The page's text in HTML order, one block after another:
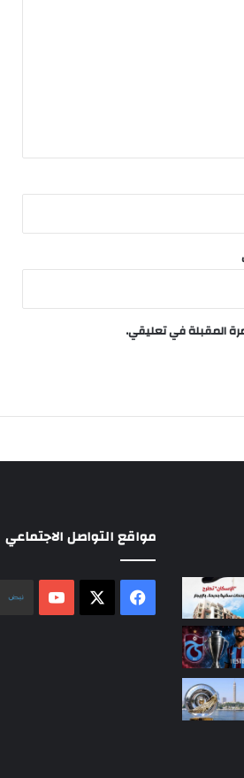
المقبلة في تعليقي.
مواقع التواصل الاجتماعي
فيسبوك
‫X
‫YouTube